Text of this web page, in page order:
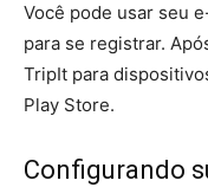
Você pode usar seu
para se registrar.
TripIt para
Play Store.
Configurando